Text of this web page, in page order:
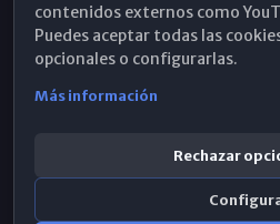
WhatsApp
contenidos externos como
Puedes aceptar todas las
opcionales o configurarlas.
Más información
Rechazar